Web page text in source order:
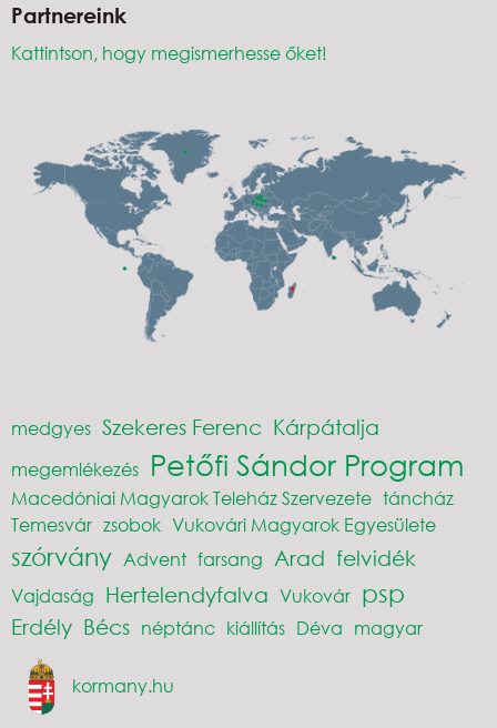
Partnereink
Kattintson, hogy megismerhesse őket!
medgyes Szekeres Ferenc Kárpátalja
megemlékezés Petőfi Sándor Program
Macedóniai Magyarok Teleház Szervezete táncház
Temesvár zsobok Vukovári Magyarok Egyesülete
szórvány Advent farsang Arad felvidék
Vajdaság Hertelendyfalva Vukovár psp
Erdély Bécs néptánc kiállítás Déva magyar
kormany.hu